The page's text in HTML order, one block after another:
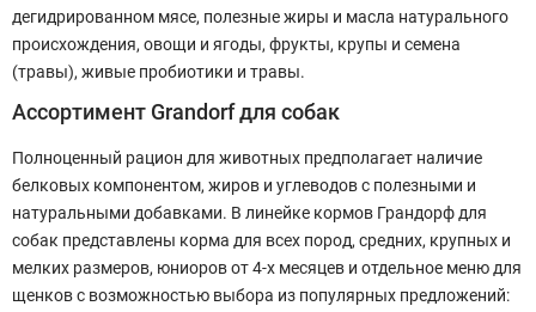
дегидрированном мясе, полезные жиры и масла натурального
происхождения, овощи и ягоды, фрукты, крупы и семена
(травы), живые пробиотики и травы.
Ассортимент Grandorf для собак
Полноценный рацион для животных предполагает наличие
белковых компонентом, жиров и углеводов с полезными и
натуральными добавками. В линейке кормов Грандорф для
собак представлены корма для всех пород, средних, крупных и
мелких размеров, юниоров от 4-х месяцев и отдельное меню для
щенков с возможностью выбора из популярных предложений: